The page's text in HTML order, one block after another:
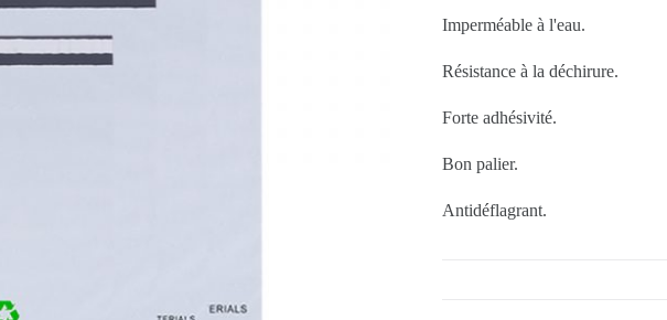
Imperméable à l'eau.
Résistance à la déchirure.
Forte adhésivité.
Bon palier.
Antidéflagrant.